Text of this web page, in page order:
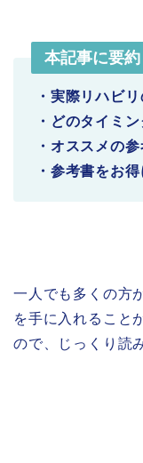
本記事に要約
・実際リハビ
・どのタイミ
・オススメの
・参考書をお
一人でも多くの方
を手に入れること
ので、じっくり読